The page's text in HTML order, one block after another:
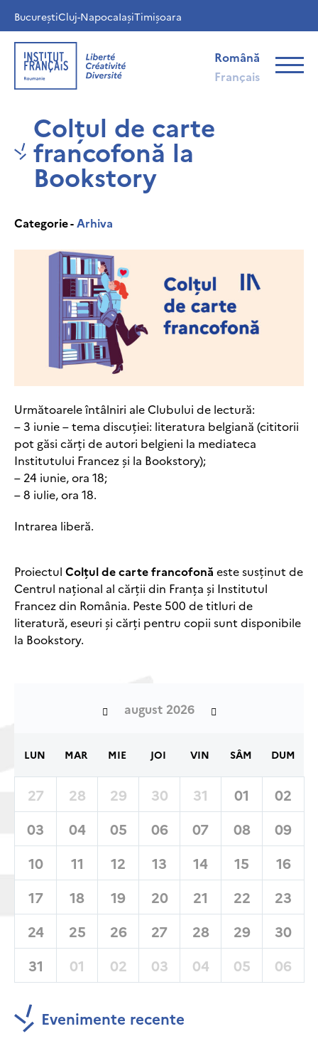
BucureștiCluj-NapocaIașiTimișoara
Română
Français
Colțul de carte
francofonă la
Bookstory
Categorie -Arhiva
Următoarele întâlniri ale Clubului de lectură:
– 3 iunie – tema discuției: literatura belgiană (cititorii
pot găsi cărți de autori belgieni la mediateca
Institutului Francez și la Bookstory);
– 24 iunie, ora 18;
– 8 iulie, ora 18.
Intrarea liberă.
Proiectul Colțul de carte francofonă este susținut de
Centrul național al cărții din Franța și Institutul
Francez din România. Peste 500 de titluri de
literatură, eseuri și cărți pentru copii sunt disponibile
la Bookstory.
august 2026
LUN MAR MIE JOI VIN SÂM DUM
27 28 29 30 31 01
02
03
04 05 06 07 08
09
10
11 12 13 14 15
16
17
18 19 20 21 22
23
24
25 26 27 28 29
30
31
01 02 03 04 05 06
Evenimente recente